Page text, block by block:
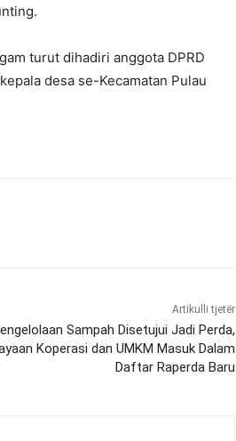
turut dihadiri anggota DPRD
desa se-Kecamatan Pulau
Artikulli tjetër
Sampah Disetujui Jadi Perda,
Koperasi dan UMKM Masuk Dalam
Daftar Raperda Baru